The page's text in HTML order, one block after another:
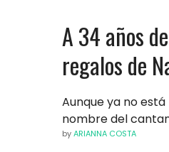
A 34 años
regalos de
Aunque ya no
nombre del
byARIANNA COSTA